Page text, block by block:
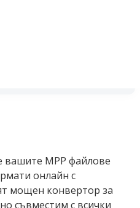
вашите MPP файлове
онлайн с
мощен конвертор за
съвместим с всички